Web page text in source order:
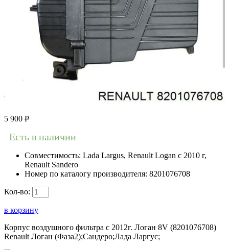
5 900 Р
Есть в наличии
Совместимость: Lada Largus, Renault Logan c 2010 г,
Renault Sandero
Номер по каталогу производителя: 8201076708
Кол-во:
в корзину
Корпус воздушного фильтра с 2012г. Логан 8V (8201076708)
Renault Логан (Фаза2);Сандеро;Лада Ларгус;